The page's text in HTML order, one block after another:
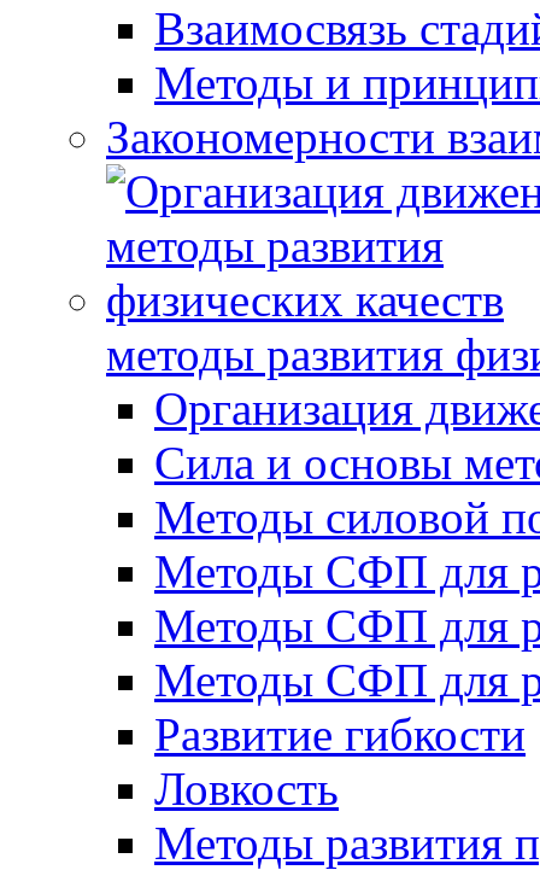
Взаимосвязь
Методы и
Закономерности
методы развития
Организация
Сила и основы
Методы силовой
Методы СФП для
Методы СФП для
Методы СФП для
Развитие гибкости
Ловкость
Методы развития